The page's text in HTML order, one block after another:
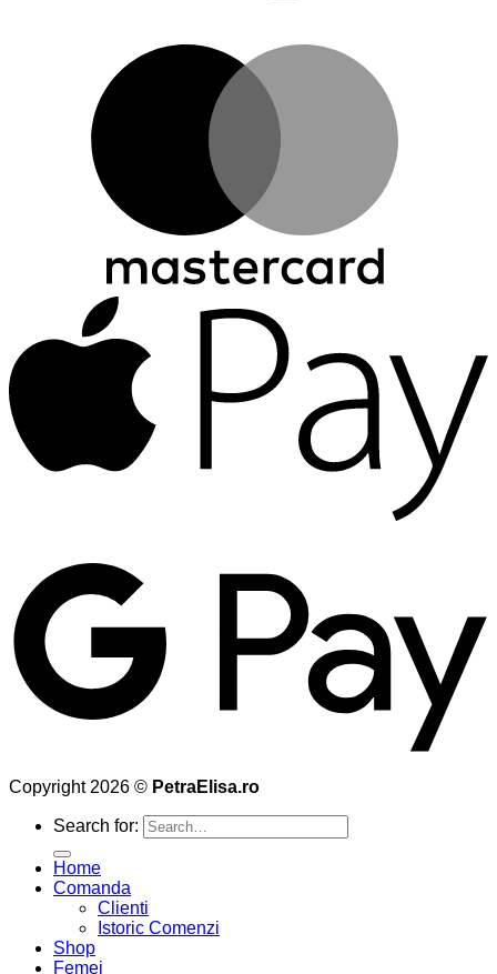
Copyright 2026 © PetraElisa.ro
Search for:
Home
Comanda
Clienti
Istoric Comenzi
Shop
Femei